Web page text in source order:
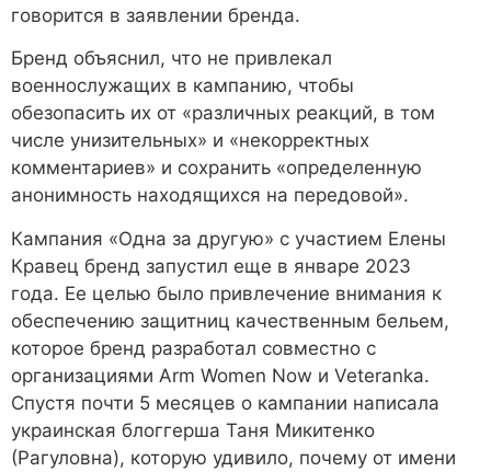
говорится в заявлении бренда.
Бренд объяснил, что не привлекал
военнослужащих в кампанию, чтобы
обезопасить их от «различных реакций, в том
числе унизительных» и «некорректных
комментариев» и сохранить «определенную
анонимность находящихся на передовой».
Кампания «Одна за другую» с участием Елены
Кравец бренд запустил еще в январе 2023
года. Ее целью было привлечение внимания к
обеспечению защитниц качественным бельем,
которое бренд разработал совместно с
организациями Arm Women Now и Veteranka.
Спустя почти 5 месяцев о кампании написала
украинская блоггерша Таня Микитенко
(Рагуловна), которую удивило, почему от имени